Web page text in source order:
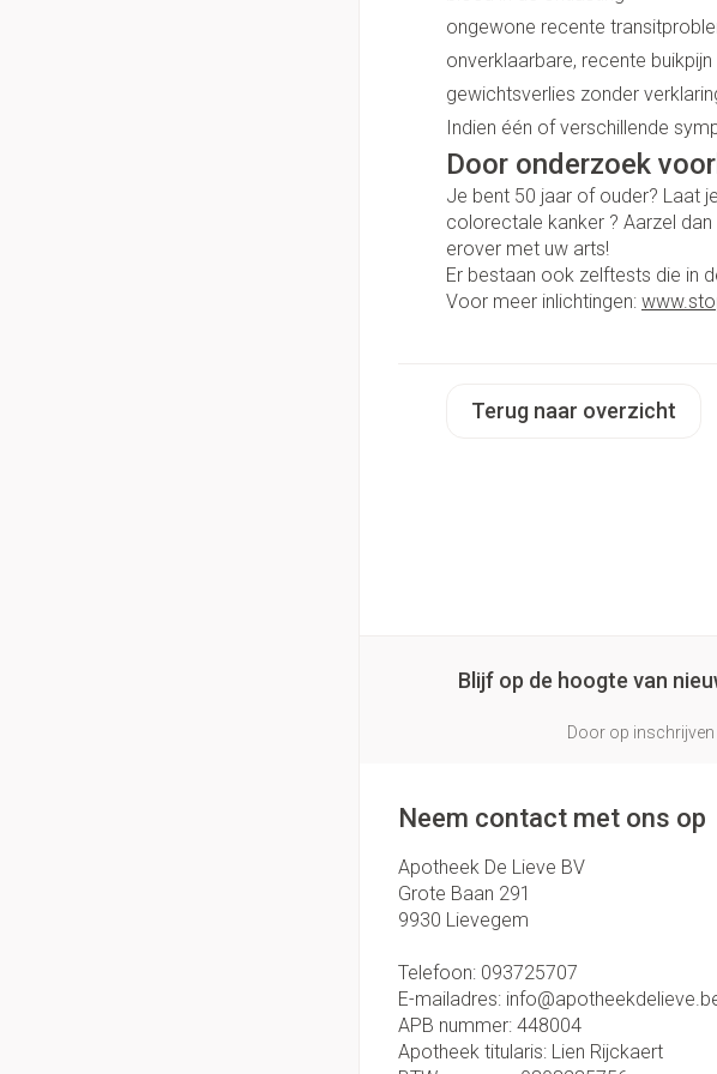
Manicure & pedicure
Droge mond
Elektrische tandenborstels
Interdentaal - flos
Kunstgebit
Batterijen
Toebehoren
Massagebalsem en inhalatie
Hormonaal stelsel
Gynaecologie
ongewone recente
onverklaarbare, recente buikpijn
gewichtsverlies zonder
Indien één of verschillende
Door onderzoek
Je bent 50 jaar of ouder? Laat
colorectale kanker ? Aarzel
erover met uw arts!
Er bestaan ook zelftests die in
Voor meer inlichtingen:
Terug naar overzicht
Blijf op de hoogte van
Door op
Neem contact met ons op
Apotheek De Lieve BV
Grote Baan 291
9930 Lievegem
Telefoon: 093725707
E-mailadres: info@
APB nummer: 448004
Apotheek titularis: Lien Rijckaert